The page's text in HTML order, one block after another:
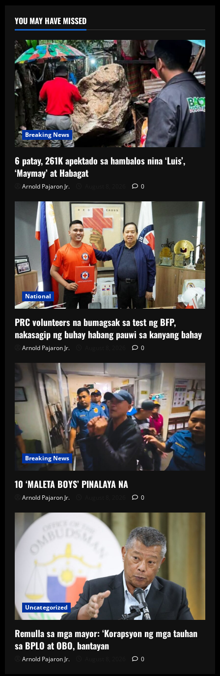
YOU MAY HAVE MISSED
Breaking News
6 patay, 261K apektado sa hambalos nina ‘Luis’,
‘Maymay’ at Habagat
Arnold Pajaron Jr. 0
National
PRC volunteers na bumagsak sa test ng BFP,
nakasagip ng buhay habang pauwi sa kanyang bahay
Arnold Pajaron Jr. 0
Breaking News
10 ‘MALETA BOYS’ PINALAYA NA
Arnold Pajaron Jr. 0
Uncategorized
Remulla sa mga mayor: ‘Korapsyon ng mga tauhan
sa BPLO at OBO, bantayan
Arnold Pajaron Jr. 0